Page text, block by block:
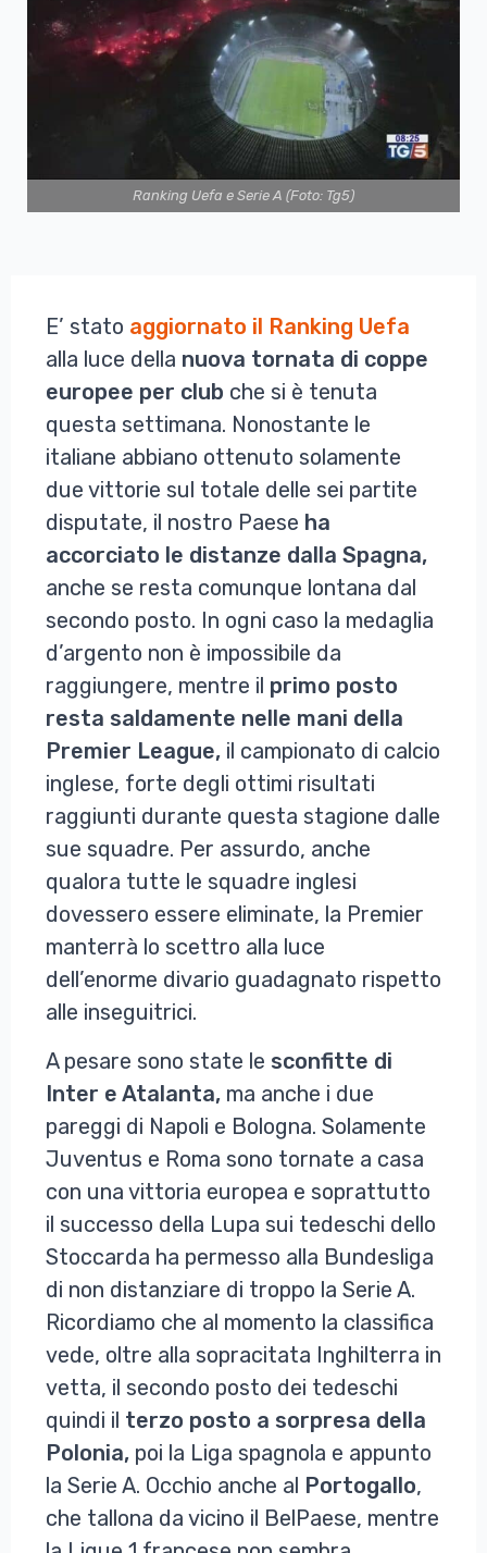
Ranking Uefa e Serie A (Foto: Tg5)
E’ stato aggiornato il Ranking Uefa
alla luce della nuova tornata di coppe
europee per club che si è tenuta
questa settimana. Nonostante le
italiane abbiano ottenuto solamente
due vittorie sul totale delle sei partite
disputate, il nostro Paese ha
accorciato le distanze dalla Spagna,
anche se resta comunque lontana dal
secondo posto. In ogni caso la medaglia
d’argento non è impossibile da
raggiungere, mentre il primo posto
resta saldamente nelle mani della
Premier League, il campionato di calcio
inglese, forte degli ottimi risultati
raggiunti durante questa stagione dalle
sue squadre. Per assurdo, anche
qualora tutte le squadre inglesi
dovessero essere eliminate, la Premier
manterrà lo scettro alla luce
dell’enorme divario guadagnato rispetto
alle inseguitrici.
A pesare sono state le sconfitte di
Inter e Atalanta, ma anche i due
pareggi di Napoli e Bologna. Solamente
Juventus e Roma sono tornate a casa
con una vittoria europea e soprattutto
il successo della Lupa sui tedeschi dello
Stoccarda ha permesso alla Bundesliga
di non distanziare di troppo la Serie A.
Ricordiamo che al momento la classifica
vede, oltre alla sopracitata Inghilterra in
vetta, il secondo posto dei tedeschi
quindi il terzo posto a sorpresa della
Polonia, poi la Liga spagnola e appunto
la Serie A. Occhio anche al Portogallo,
che tallona da vicino il BelPaese, mentre